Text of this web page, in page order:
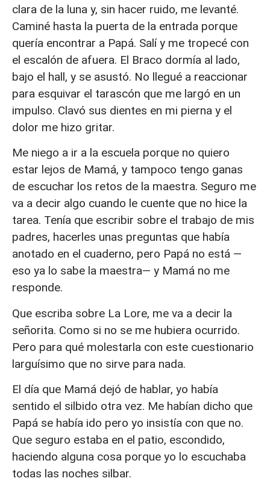
clara de la luna y, sin hacer ruido, me levanté.
Caminé hasta la puerta de la entrada porque
quería encontrar a Papá. Salí y me tropecé con
el escalón de afuera. El Braco dormía al lado,
bajo el hall, y se asustó. No llegué a reaccionar
para esquivar el tarascón que me largó en un
impulso. Clavó sus dientes en mi pierna y el
dolor me hizo gritar.
Me niego a ir a la escuela porque no quiero
estar lejos de Mamá, y tampoco tengo ganas
de escuchar los retos de la maestra. Seguro me
va a decir algo cuando le cuente que no hice la
tarea. Tenía que escribir sobre el trabajo de mis
padres, hacerles unas preguntas que había
anotado en el cuaderno, pero Papá no está —
eso ya lo sabe la maestra— y Mamá no me
responde.
Que escriba sobre La Lore, me va a decir la
señorita. Como si no se me hubiera ocurrido.
Pero para qué molestarla con este cuestionario
larguísimo que no sirve para nada.
El día que Mamá dejó de hablar, yo había
sentido el silbido otra vez. Me habían dicho que
Papá se había ido pero yo insistía con que no.
Que seguro estaba en el patio, escondido,
haciendo alguna cosa porque yo lo escuchaba
todas las noches silbar.